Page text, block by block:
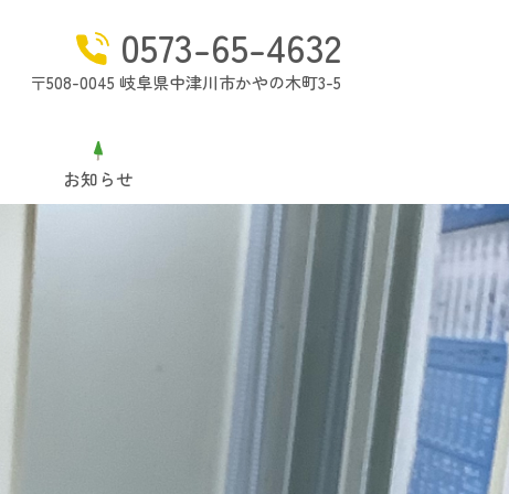
0573-65-4632
〒508-0045 岐阜県中津川市かやの木町3-5
お知らせ